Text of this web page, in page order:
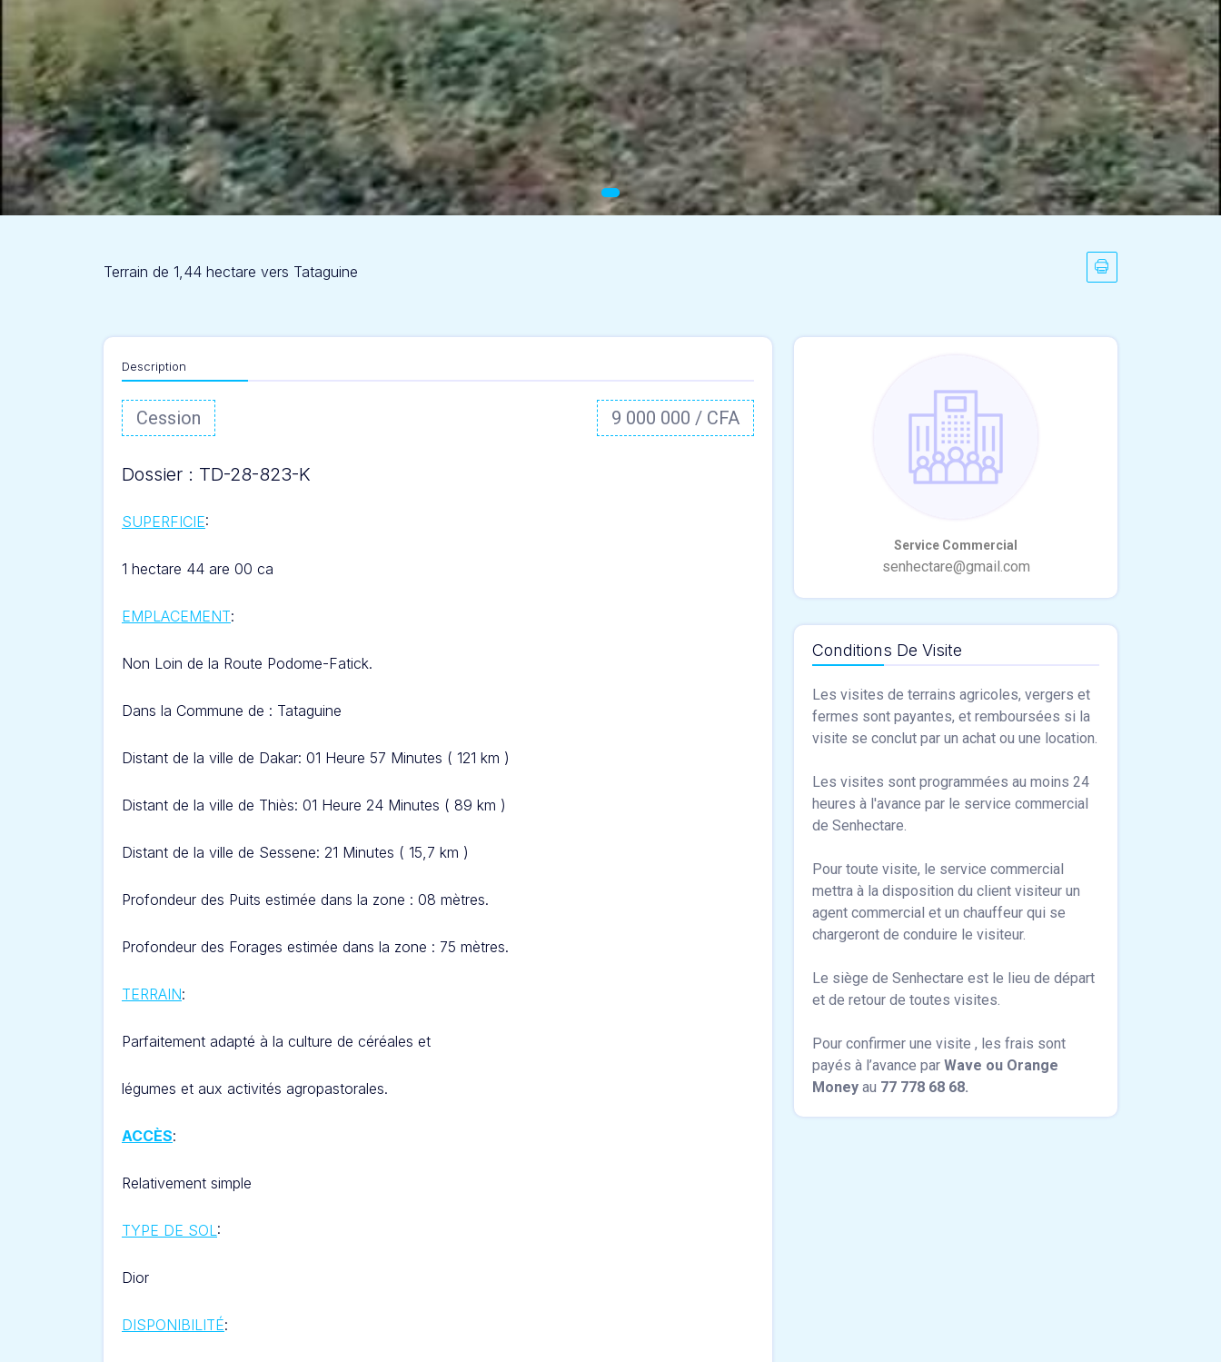
Terrain de 1,44 hectare vers Tataguine
Description
Cession 9 000 000 / CFA
Dossier : TD-28-823-K
SUPERFICIE:
1 hectare 44 are 00 ca
EMPLACEMENT:
Non Loin de la Route Podome-Fatick.
Dans la Commune de : Tataguine
Distant de la ville de Dakar: 01 Heure 57 Minutes ( 121 km )
Distant de la ville de Thiès: 01 Heure 24 Minutes ( 89 km )
Distant de la ville de Sessene: 21 Minutes ( 15,7 km )
Profondeur des Puits estimée dans la zone : 08 mètres.
Profondeur des Forages estimée dans la zone : 75 mètres.
TERRAIN:
Parfaitement adapté à la culture de céréales et
légumes et aux activités agropastorales.
ACCÈS:
Relativement simple
TYPE DE SOL:
Dior
DISPONIBILITÉ:
Conditions De Visite
Les visites de terrains agricoles, vergers et
fermes sont payantes, et remboursées si la
visite se conclut par un achat ou une location.
Les visites sont programmées au moins 24
heures à l'avance par le service commercial
de Senhectare.
Pour toute visite, le service commercial
mettra à la disposition du client visiteur un
agent commercial et un chauffeur qui se
chargeront de conduire le visiteur.
Le siège de Senhectare est le lieu de départ
et de retour de toutes visites.
Pour confirmer une visite , les frais sont
payés à l’avance par Wave ou Orange
Money au 77 778 68 68.